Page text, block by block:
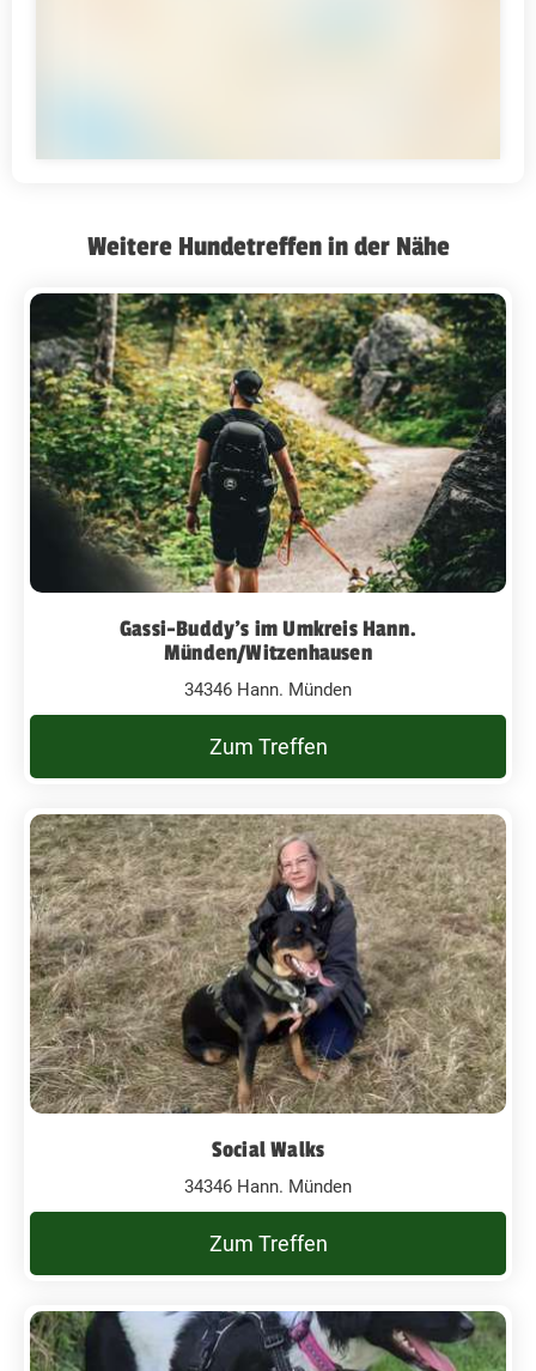
Weitere Hundetreffen in der Nähe
Gassi-Buddy’s im Umkreis Hann.
Münden/Witzenhausen
34346 Hann. Münden
Zum Treffen
Social Walks
34346 Hann. Münden
Zum Treffen